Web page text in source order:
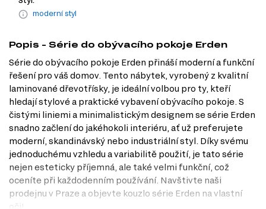
moderní styl
Popis - Série do obývacího pokoje Erden
Série do obývacího pokoje Erden přináší moderní a funkční
řešení pro váš domov. Tento nábytek, vyrobený z kvalitní
laminované dřevotřísky, je ideální volbou pro ty, kteří
hledají stylové a praktické vybavení obývacího pokoje. S
čistými liniemi a minimalistickým designem se série Erden
snadno začlení do jakéhokoli interiéru, ať už preferujete
moderní, skandinávský nebo industriální styl. Díky svému
jednoduchému vzhledu a variabilitě použití, je tato série
nejen esteticky příjemná, ale také velmi funkční, což
oceníte při každodenním používání. Navštivte naši
prodejnu v Praze a objevte kouzlo série Erden na vlastní
oči!